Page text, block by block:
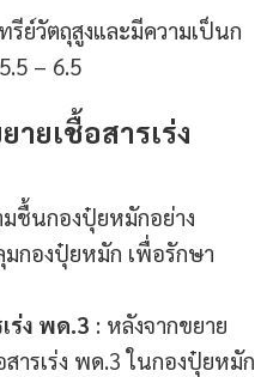
ย์วัตถุสูงและมีความเป็นก
– 6.5
ยเชื้อสารเร่ง
ชื้นกองปุ๋ยหมักอย่าง
มกองปุ๋ยหมัก เพื่อรักษา
ร่ง พด.3 : หลังจากขยาย
สารเร่ง พด.3 ในกองปุ๋ยหมัก